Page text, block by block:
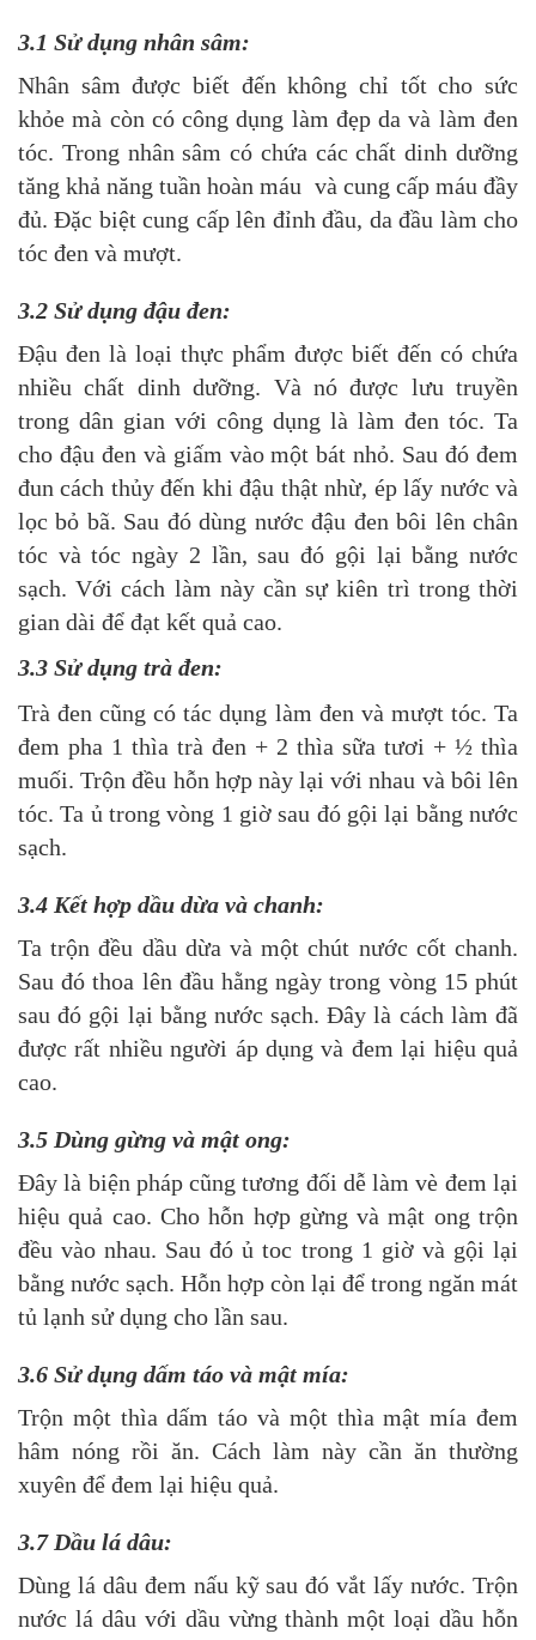
3.1 Sử dụng nhân sâm:
Nhân sâm được biết đến không chỉ tốt cho sức
khỏe mà còn có công dụng làm đẹp da và làm đen
tóc. Trong nhân sâm có chứa các chất dinh dưỡng
tăng khả năng tuần hoàn máu và cung cấp máu đầy
đủ. Đặc biệt cung cấp lên đỉnh đầu, da đầu làm cho
tóc đen và mượt.
3.2 Sử dụng đậu đen:
Đậu đen là loại thực phẩm được biết đến có chứa
nhiều chất dinh dưỡng. Và nó được lưu truyền
trong dân gian với công dụng là làm đen tóc. Ta
cho đậu đen và giấm vào một bát nhỏ. Sau đó đem
đun cách thủy đến khi đậu thật nhừ, ép lấy nước và
lọc bỏ bã. Sau đó dùng nước đậu đen bôi lên chân
tóc và tóc ngày 2 lần, sau đó gội lại bằng nước
sạch. Với cách làm này cần sự kiên trì trong thời
gian dài để đạt kết quả cao.
3.3 Sử dụng trà đen:
Trà đen cũng có tác dụng làm đen và mượt tóc. Ta
đem pha 1 thìa trà đen + 2 thìa sữa tươi + ½ thìa
muối. Trộn đều hỗn hợp này lại với nhau và bôi lên
tóc. Ta ủ trong vòng 1 giờ sau đó gội lại bằng nước
sạch.
3.4 Kết hợp dầu dừa và chanh:
Ta trộn đều dầu dừa và một chút nước cốt chanh.
Sau đó thoa lên đầu hằng ngày trong vòng 15 phút
sau đó gội lại bằng nước sạch. Đây là cách làm đã
được rất nhiều người áp dụng và đem lại hiệu quả
cao.
3.5 Dùng gừng và mật ong:
Đây là biện pháp cũng tương đối dễ làm vè đem lại
hiệu quả cao. Cho hỗn hợp gừng và mật ong trộn
đều vào nhau. Sau đó ủ toc trong 1 giờ và gội lại
bằng nước sạch. Hỗn hợp còn lại để trong ngăn mát
tủ lạnh sử dụng cho lần sau.
3.6 Sử dụng dấm táo và mật mía:
Trộn một thìa dấm táo và một thìa mật mía đem
hâm nóng rồi ăn. Cách làm này cần ăn thường
xuyên để đem lại hiệu quả.
3.7 Dầu lá dâu:
Dùng lá dâu đem nấu kỹ sau đó vắt lấy nước. Trộn
nước lá dâu với dầu vừng thành một loại dầu hỗn